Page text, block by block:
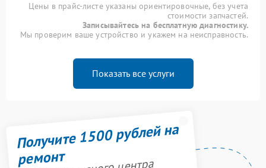
Цены в прайс-листе указаны ориентировочные, без учета
стоимости запчастей.
Записывайтесь на бесплатную диагностику.
Мы проверим ваше устройство и укажем на неисправность.
Показать все услуги
Получите 1500 рублей на
ремонт